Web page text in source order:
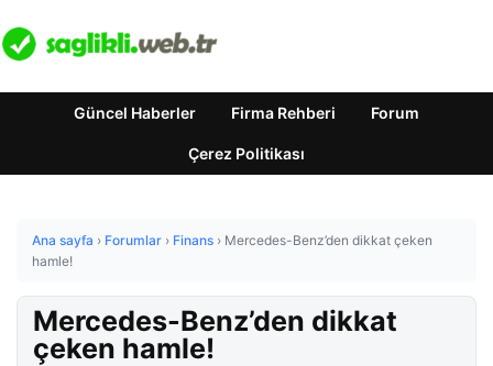
Güncel Haberler Firma Rehberi Forum
Çerez Politikası
Ana sayfa › Forumlar › Finans › Mercedes-Benz’den dikkat çeken
hamle!
Mercedes-Benz’den dikkat
çeken hamle!